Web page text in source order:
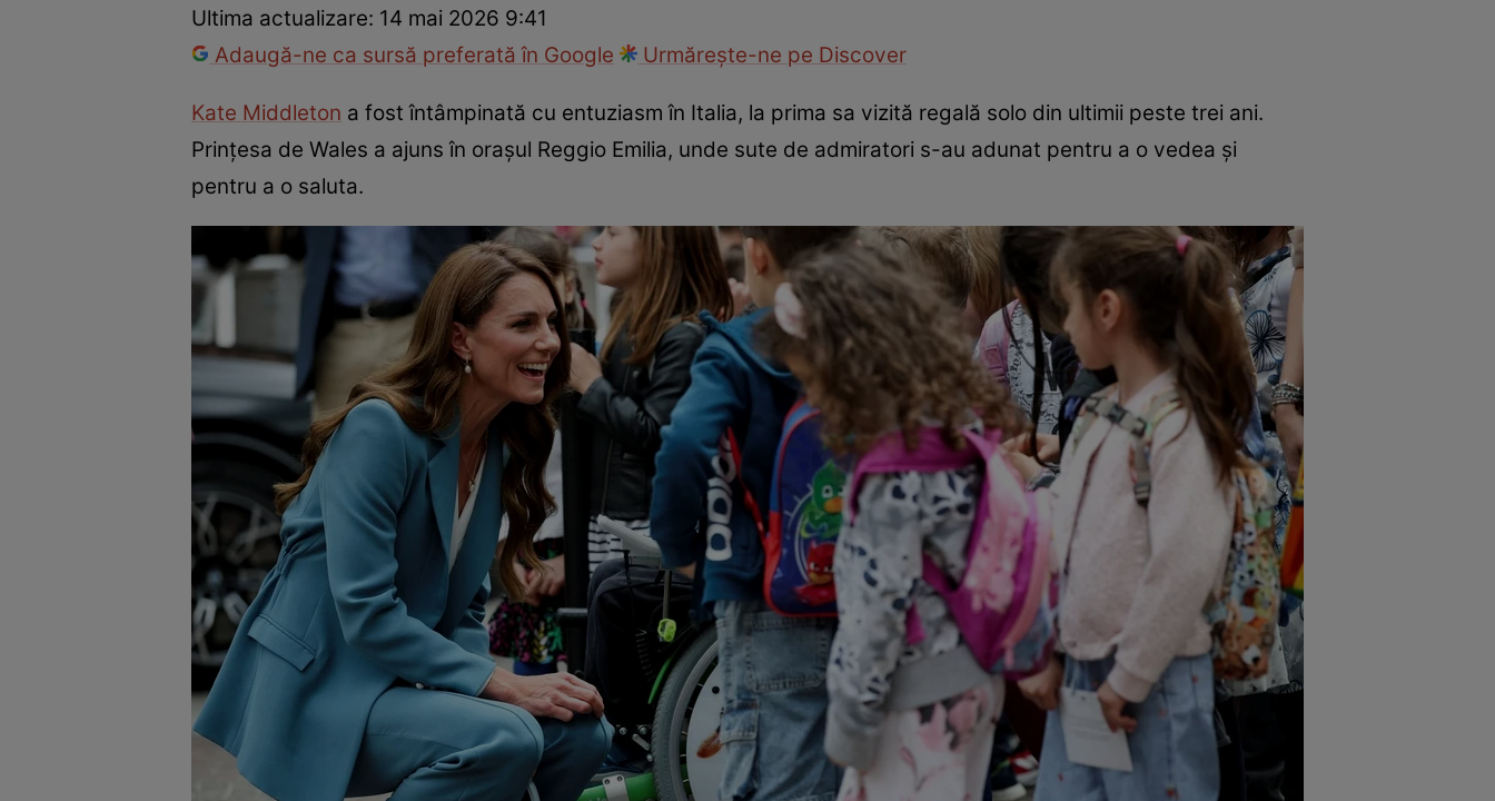
Ultima actualizare: 14 mai 2026 9:41
Adaugă-ne ca sursă preferată în Google
Urmărește-ne pe Discover
Kate Middleton a fost întâmpinată cu entuziasm în Italia, la prima sa vizită regală solo din ultimii peste trei ani.
Prințesa de Wales a ajuns în orașul Reggio Emilia, unde sute de admiratori s-au adunat pentru a o vedea și
pentru a o saluta.